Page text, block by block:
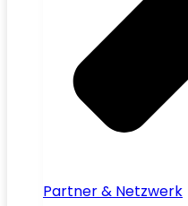
Partner & Netzwerk